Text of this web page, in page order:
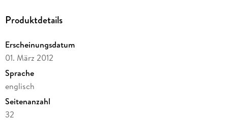
turnip doesn't want to be pulled out of the ground. It is
Produktdetails
Erscheinungsdatum
01. März 2012
Sprache
englisch
Seitenanzahl
32